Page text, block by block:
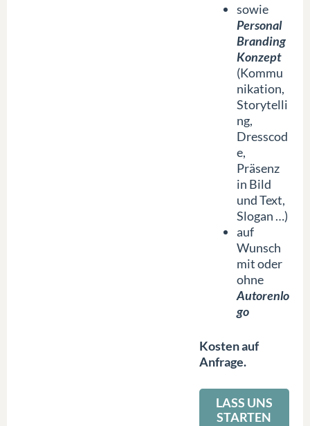
sowie
Personal
Branding
Konzept
(Kommu
nikation,
Storytelli
ng,
Dresscod
e,
Präsenz
in Bild
und Text,
Slogan …)
auf
Wunsch
mit oder
ohne
Autorenlo
go
Kosten auf
Anfrage.
LASS UNS
STARTEN